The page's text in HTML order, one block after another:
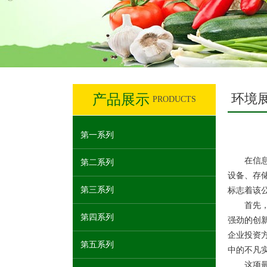
产品展示 PRODUCTS
第一系列
第二系列
第三系列
第四系列
第五系列
环境
在信息
设备、存
标志着该
首先，
强劲的创
企业投资
中的不凡
这项最